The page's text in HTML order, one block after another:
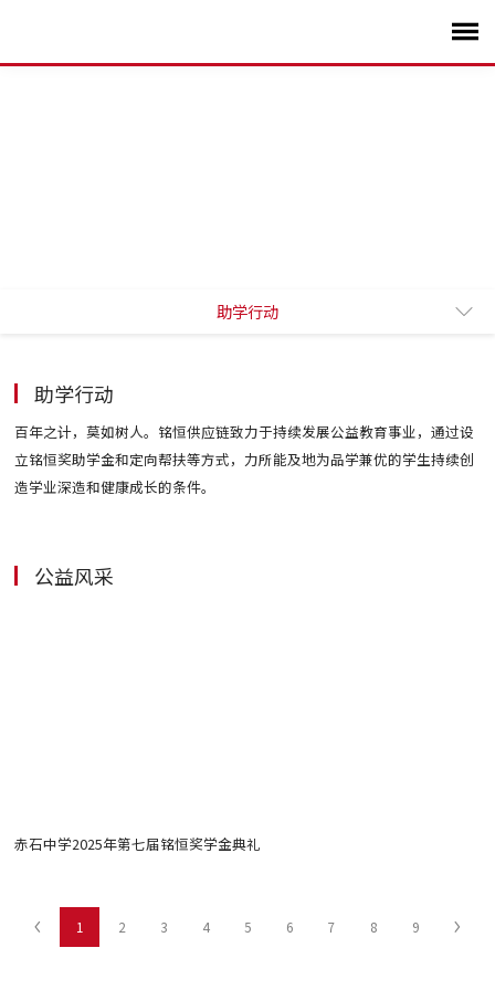
助学行动
助学行动
百年之计，莫如树人。铭恒供应链致力于持续发展公益教育事业，通过设
立铭恒奖助学金和定向帮扶等方式，力所能及地为品学兼优的学生持续创
造学业深造和健康成长的条件。
公益风采
赤石中学2025年第七届铭恒奖学金典礼
1 2 3 4 5 6 7 8 9